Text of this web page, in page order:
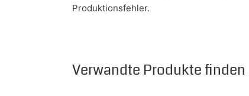
Produktionsfehler.
Verwandte Produkte finden